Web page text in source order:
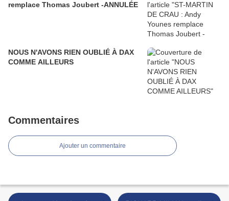
remplace Thomas Joubert -ANNULÉE
NOUS N'AVONS RIEN OUBLIÉ À DAX
COMME AILLEURS
Commentaires
Ajouter un commentaire